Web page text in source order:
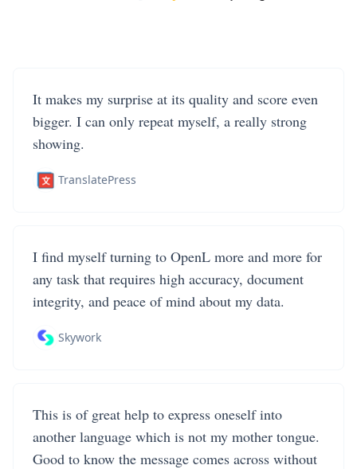
It makes my surprise at its quality and score even
bigger. I can only repeat myself, a really strong
showing.
TranslatePress
I find myself turning to OpenL more and more for
any task that requires high accuracy, document
integrity, and peace of mind about my data.
Skywork
This is of great help to express oneself into
another language which is not my mother tongue.
Good to know the message comes across without